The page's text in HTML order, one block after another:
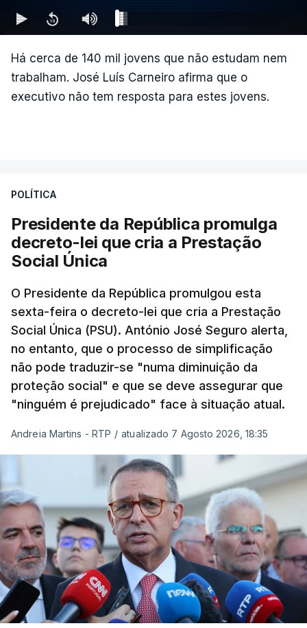
Há cerca de 140 mil jovens que não estudam nem
trabalham. José Luís Carneiro afirma que o
executivo não tem resposta para estes jovens.
POLÍTICA
Presidente da República promulga
decreto-lei que cria a Prestação
Social Única
O Presidente da República promulgou esta
sexta-feira o decreto-lei que cria a Prestação
Social Única (PSU). António José Seguro alerta,
no entanto, que o processo de simplificação
não pode traduzir-se "numa diminuição da
proteção social" e que se deve assegurar que
"ninguém é prejudicado" face à situação atual.
Andreia Martins - RTP / atualizado 7 Agosto 2026, 18:35